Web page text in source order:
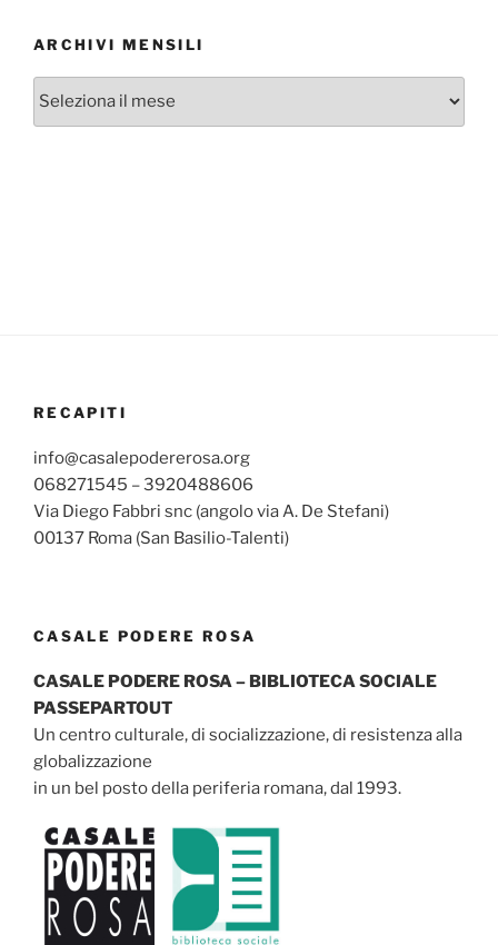
ARCHIVI MENSILI
Archivi
RECAPITI
info@casalepodererosa.org
068271545 – 3920488606
Via Diego Fabbri snc (angolo via A. De Stefani)
00137 Roma (San Basilio-Talenti)
CASALE PODERE ROSA
CASALE PODERE ROSA – BIBLIOTECA SOCIALE
PASSEPARTOUT
Un centro culturale, di socializzazione, di resistenza alla
globalizzazione
in un bel posto della periferia romana, dal 1993.